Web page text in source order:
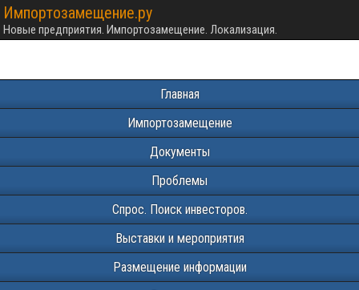
Импортозамещение.ру
Новые предприятия. Импортозамещение. Локализация.
Главная
Импортозамещение
Документы
Проблемы
Спрос. Поиск инвесторов.
Выставки и мероприятия
Размещение информации